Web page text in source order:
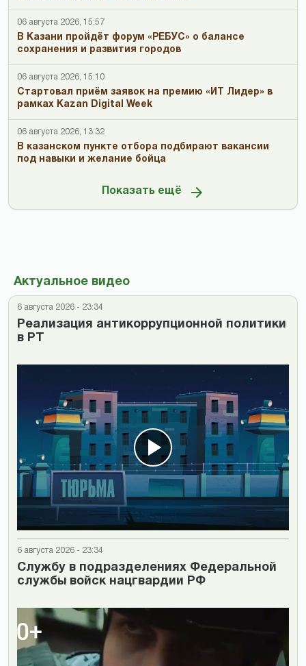
06 августа 2026, 15:57
В Казани пройдёт форум «РЕБУС» о балансе
сохранения и развития городов
06 августа 2026, 15:10
Стартовал приём заявок на премию «ИТ Лидер» в
рамках Kazan Digital Week
06 августа 2026, 13:32
В казанском пункте отбора подбирают вакансии
под навыки и желание бойца
Показать ещё
Актуальное видео
6 августа 2026 - 23:34
Реализация антикоррупционной политики
в РТ
6 августа 2026 - 23:34
Cлужбу в подразделениях Федеральной
службы войск нацгвардии РФ